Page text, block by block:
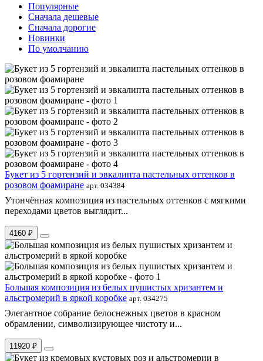
Популярные
Сначала дешевые
Сначала дорогие
Новинки
По умолчанию
Букет из 5 гортензий и эвкалипта пастельных оттенков в
розовом фоамиране арт. 034384
Утончённая композиция из пастельных оттенков с мягкими
переходами цветов выглядит...
4160 ₽
Большая композиция из белых пушистых хризантем и
альстромерий в яркой коробке арт. 034275
Элегантное собрание белоснежных цветов в красном
обрамлении, символизирующее чистоту и...
11920 ₽